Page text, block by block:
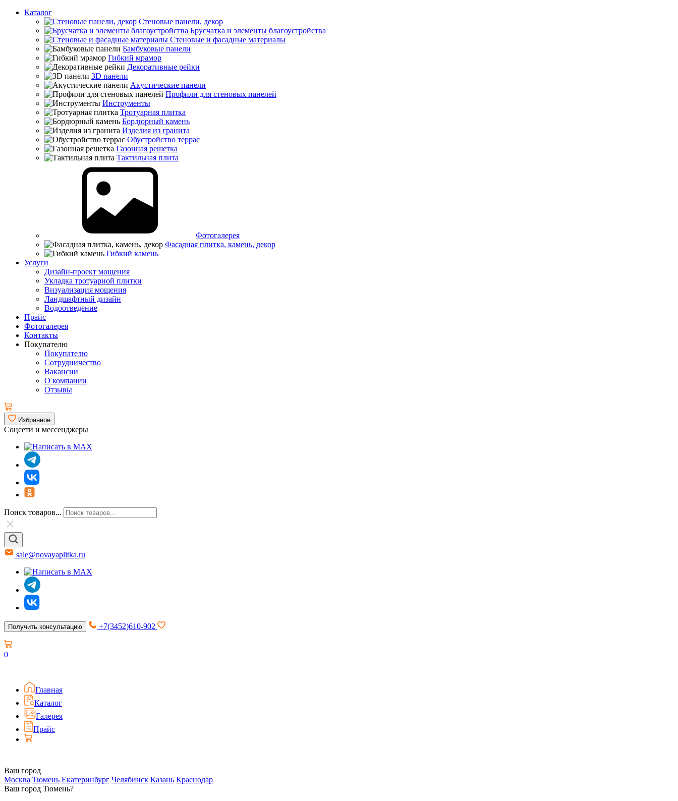
Каталог
Стеновые панели, декор
Брусчатка и элементы благоустройства
Стеновые и фасадные материалы
Бамбуковые панели
Гибкий мрамор
Декоративные рейки
3D панели
Акустические панели
Профили для стеновых панелей
Инструменты
Тротуарная плитка
Бордюрный камень
Изделия из гранита
Обустройство террас
Газонная решетка
Тактильная плита
Фотогалерея
Фасадная плитка, камень, декор
Гибкий камень
Услуги
Дизайн-проект мощения
Укладка тротуарной плитки
Визуализация мощения
Ландшафтный дизайн
Водоотведение
Прайс
Фотогалерея
Контакты
Покупателю
Покупателю
Сотрудничество
Вакансии
О компании
Отзывы
Избранное
Соцсети и мессенджеры
Поиск товаров...
sale@novayaplitka.ru
Получить консультацию +7(3452)610-902
0
Главная
Каталог
Галерея
Прайс
Ваш город
Москва Тюмень Екатеринбург Челябинск Казань Краснодар
Ваш город Тюмень?